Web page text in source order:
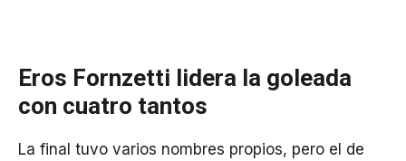
Eros Fornzetti lidera la goleada
con cuatro tantos
La final tuvo varios nombres propios, pero el de